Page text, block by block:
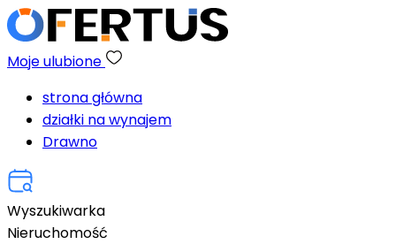
Moje ulubione
strona główna
działki na wynajem
Drawno
Wyszukiwarka
Nieruchomość